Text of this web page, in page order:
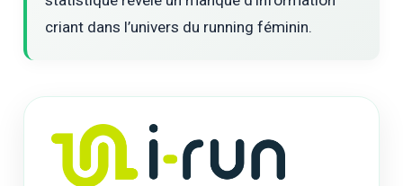
criant dans l’univers du running féminin.